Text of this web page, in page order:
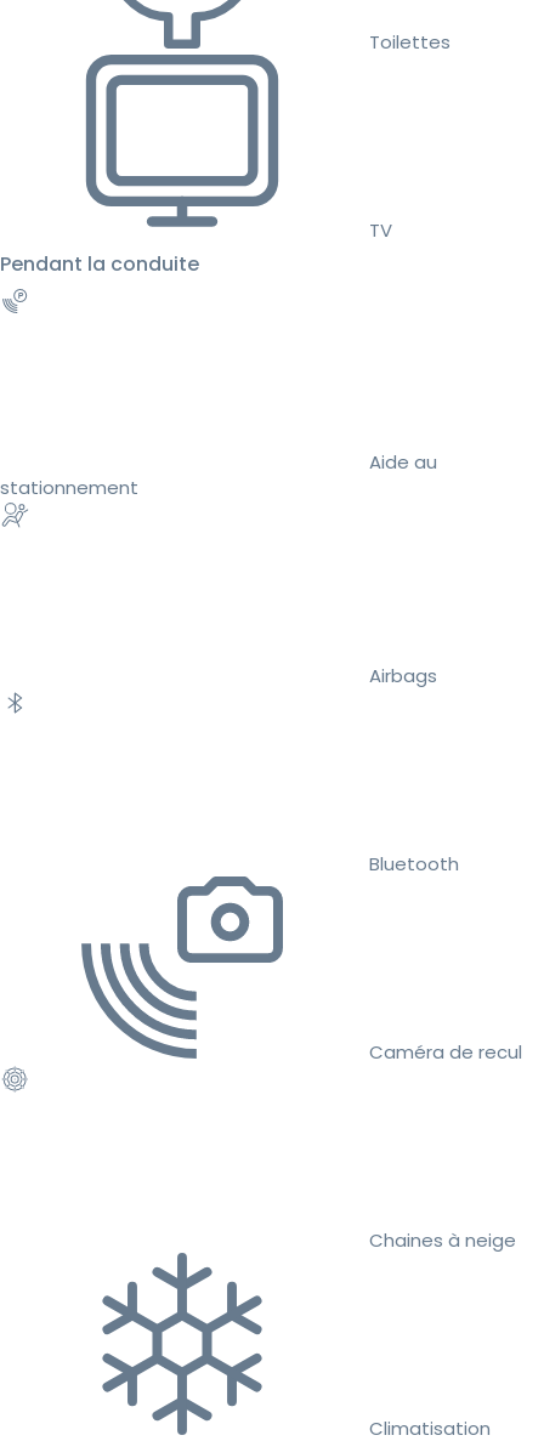
Toilettes
TV
Pendant la conduite
Aide au
stationnement
Airbags
Bluetooth
Caméra de recul
Chaines à neige
Climatisation